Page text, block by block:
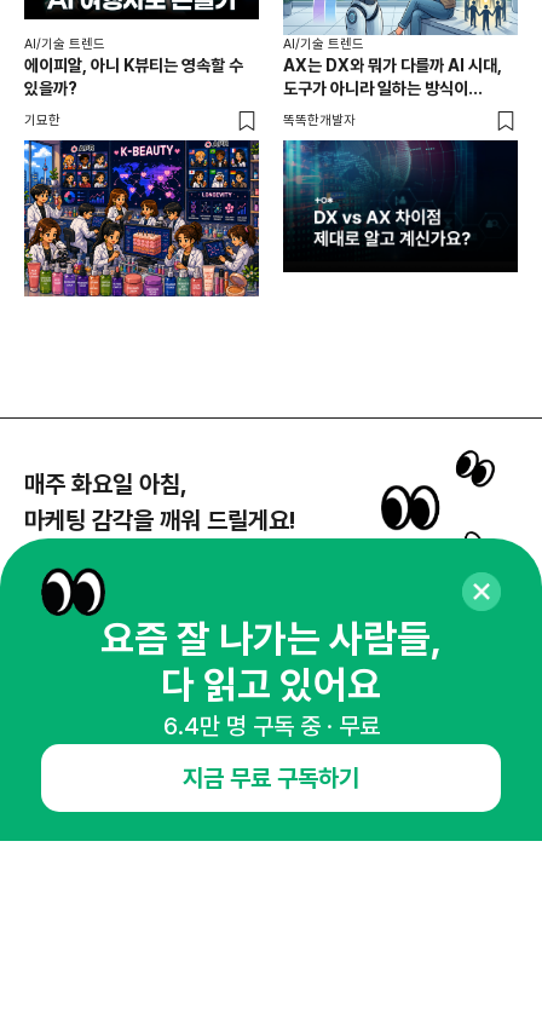
AI/기술 트렌드
에이피알, 아니 K뷰티는 영속할 수
있을까?
기묘한
AI/기술 트렌드
AX는 DX와 뭐가 다를까 AI 시대,
도구가 아니라 일하는 방식이
바뀌어야 하는 이유
똑똑한개발자
매주 화요일 아침,
마케팅 감각을 깨워 드릴게요!
65,043명의 마케터를 성장시키는 뉴스레터
뉴스레터 구독하기
공지사항 제휴문의
인사이터 신청
뉴스레터
광고안내
요즘 잘 나가는 사람들,
다 읽고 있어요
6.4만 명 구독 중 · 무료
지금 무료 구독하기